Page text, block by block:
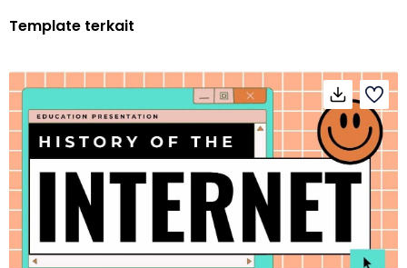
Template terkait